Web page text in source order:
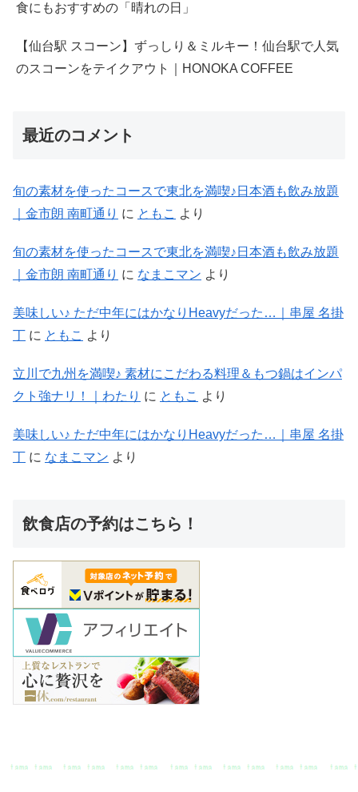
食にもおすすめの「晴れの日」
【仙台駅 スコーン】ずっしり＆ミルキー！仙台駅で人気
のスコーンをテイクアウト｜HONOKA COFFEE
最近のコメント
旬の素材を使ったコースで東北を満喫♪日本酒も飲み放題
｜金市朗 南町通り に ともこ より
旬の素材を使ったコースで東北を満喫♪日本酒も飲み放題
｜金市朗 南町通り に なまこマン より
美味しい♪ ただ中年にはかなりHeavyだった…｜串屋 名掛
丁 に ともこ より
立川で九州を満喫♪ 素材にこだわる料理＆もつ鍋はインパ
クト強ナリ！｜わたり に ともこ より
美味しい♪ ただ中年にはかなりHeavyだった…｜串屋 名掛
丁 に なまこマン より
飲食店の予約はこちら！